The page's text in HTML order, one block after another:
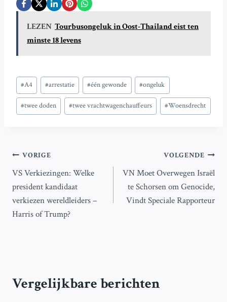
LEZEN Tourbusongeluk in Oost-Thailand eist ten
minste 18 levens
Bericht
tags:
#A4 #arrestatie #één gewonde #ongeluk
#twee doden #twee vrachtwagenchauffeurs #Woensdrecht
Bericht
navigatie
VORIGE
VS Verkiezingen: Welke
president kandidaat
verkiezen wereldleiders –
Harris of Trump?
VOLGENDE
VN Moet Overwegen Israël
te Schorsen om Genocide,
Vindt Speciale Rapporteur
Vergelijkbare berichten